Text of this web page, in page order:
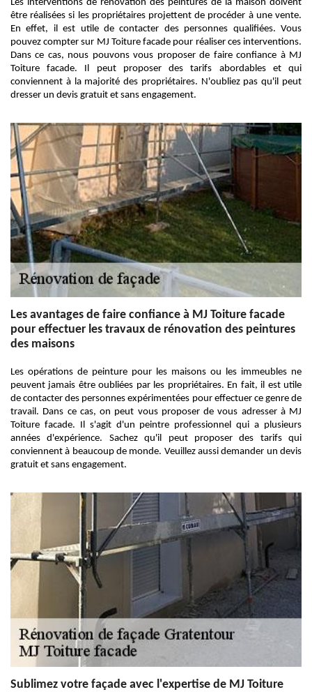
Les interventions de rénovation des peintures de la maison doivent
être réalisées si les propriétaires projettent de procéder à une vente.
En effet, il est utile de contacter des personnes qualifiées. Vous
pouvez compter sur MJ Toiture facade pour réaliser ces interventions.
Dans ce cas, nous pouvons vous proposer de faire confiance à MJ
Toiture facade. Il peut proposer des tarifs abordables et qui
conviennent à la majorité des propriétaires. N'oubliez pas qu'il peut
dresser un devis gratuit et sans engagement.
Les avantages de faire confiance à MJ Toiture facade
pour effectuer les travaux de rénovation des peintures
des maisons
Les opérations de peinture pour les maisons ou les immeubles ne
peuvent jamais être oubliées par les propriétaires. En fait, il est utile
de contacter des personnes expérimentées pour effectuer ce genre de
travail. Dans ce cas, on peut vous proposer de vous adresser à MJ
Toiture facade. Il s'agit d'un peintre professionnel qui a plusieurs
années d'expérience. Sachez qu'il peut proposer des tarifs qui
conviennent à beaucoup de monde. Veuillez aussi demander un devis
gratuit et sans engagement.
Sublimez votre façade avec l'expertise de MJ Toiture